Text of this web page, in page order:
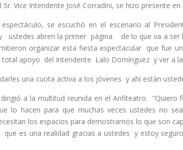
Vice Intendente José Corradini, se hizo presente
se escuchó en el escenario al
ustedes abren la primer página de lo que va a
organizar esta fiesta espectacular que fue
apoyo del Intendente Lalo Domínguez y ver a
una cuota activa a los jóvenes y ahí están
a la multitud reunida en el Anfiteatro.
lo hacen para que muchas veces ustedes no
los espacios para demostrarnos lo que son
es una realidad gracias a ustedes y estoy